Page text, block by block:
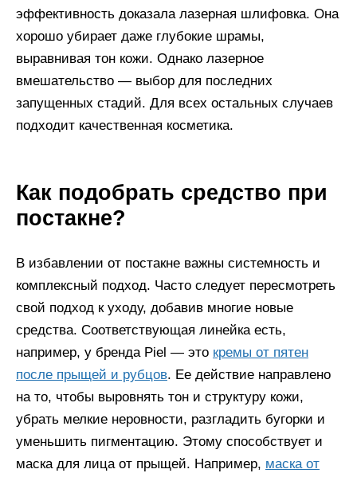
эффективность доказала лазерная шлифовка. Она
хорошо убирает даже глубокие шрамы,
выравнивая тон кожи. Однако лазерное
вмешательство — выбор для последних
запущенных стадий. Для всех остальных случаев
подходит качественная косметика.
Как подобрать средство при
постакне?
В избавлении от постакне важны системность и
комплексный подход. Часто следует пересмотреть
свой подход к уходу, добавив многие новые
средства. Соответствующая линейка есть,
например, у бренда Piel — это кремы от пятен
после прыщей и рубцов. Ее действие направлено
на то, чтобы выровнять тон и структуру кожи,
убрать мелкие неровности, разгладить бугорки и
уменьшить пигментацию. Этому способствует и
маска для лица от прыщей. Например, маска от